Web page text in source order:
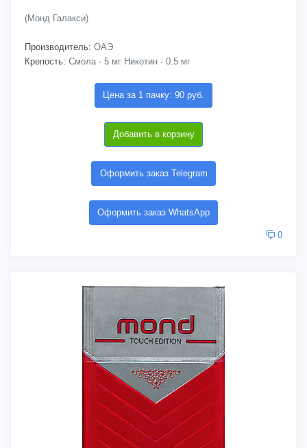
(Монд Галакси)
Производитель: ОАЭ
Крепость: Смола - 5 мг Никотин - 0.5 мг
Цена за 1 пачку: 90 руб.
Добавить в корзину
Оформить заказ Telegram
Оформить заказ WhatsApp
0